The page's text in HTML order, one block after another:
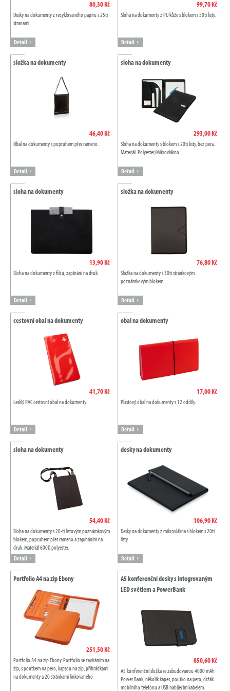
80,30 Kč
Desky na dokumenty z recyklovaného papíru s 25ti
stranami.
Detail
99,70 Kč
Sloha na dokumenty z PU kůže s blokem s 50ti listy.
Detail
složka na dokumenty
46,40 Kč
Obal na dokumenty s popruhem přes rameno.
Detail
sloha na dokumenty
293,00 Kč
Sloha na dokumenty s blokem s 20ti listy, bez pera.
Materiál: Polyester/Mikrovlákno.
Detail
sloha na dokumenty
13,90 Kč
Sloha na dokumenty z filcu, zapínání na druk.
Detail
složka na dokumenty
76,80 Kč
Složka na dokumenty s 30ti stránkovým
poznámkovým blokem.
Detail
cestovní obal na dokumenty
41,70 Kč
Lesklý PVC cestovní obal na dokumenty.
Detail
obal na dokumenty
17,00 Kč
Plastový obal na dokumenty s 12 oddíly.
Detail
sloha na dokumenty
54,40 Kč
Sloha na dokumenty s 20-ti listovým poznámkovým
blokem, popruhem přes rameno a zapínáním na
druk. Materiál 600D polyester.
Detail
desky na dokumenty
106,90 Kč
Desky na dokumenty z mikrovlákna s blokem s 20ti
listy.
Detail
Portfolio A4 na zip Ebony
251,50 Kč
Portfolio A4 na zip Ebony. Portfolio se zavíráním na
zip, s poutkem na pero, kapsou na zip, přihrádkami
na dokumenty a 20 stránkami linkovaného
A5 konferenční desky s integrovaným
LED světlem a PowerBank
850,60 Kč
A5 konferenční složka se zabudovanou 4000 mAh
Power Bank, několik kapes, poutko na pero, držák
mobilního telefonu a USB nabíjecím kabelem.